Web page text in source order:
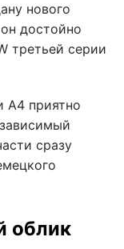
нового
достойно
третьей серии
А4 приятно
сразу
облик